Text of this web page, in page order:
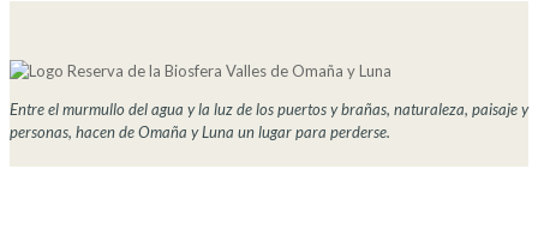
Entre el murmullo del agua y la luz de los puertos y brañas, naturaleza, paisaje y
personas, hacen de Omaña y Luna un lugar para perderse.